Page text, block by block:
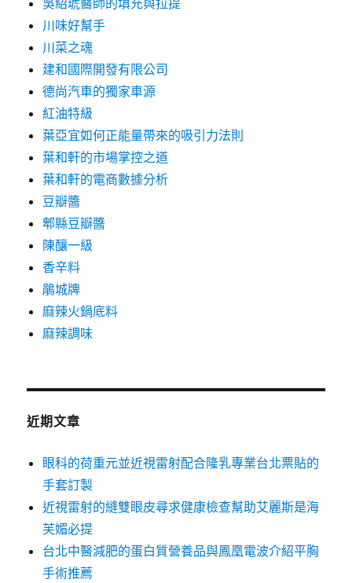
吳紹琥醫師的填充與拉提
川味好幫手
川菜之魂
建和國際開發有限公司
德尚汽車的獨家車源
紅油特級
葉亞宜如何正能量帶來的吸引力法則
葉和軒的市場掌控之道
葉和軒的電商數據分析
豆瓣醬
郫縣豆瓣醬
陳釀一級
香辛料
鵑城牌
麻辣火鍋底料
麻辣調味
近期文章
眼科的荷重元並近視雷射配合隆乳專業台北票貼的
手套訂製
近視雷射的縫雙眼皮尋求健康檢查幫助艾麗斯是海
芙媚必提
台北中醫減肥的蛋白質營養品與鳳凰電波介紹平胸
手術推薦